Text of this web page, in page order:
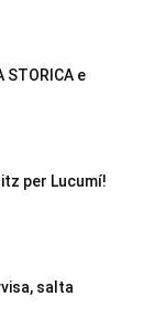
e
per Lucumí!
salta